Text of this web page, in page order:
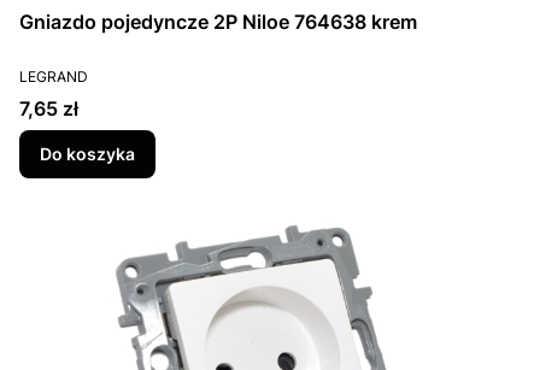
Gniazdo pojedyncze 2P Niloe 764638 krem
PRODUCENT
LEGRAND
Cena
7,65 zł
Do koszyka